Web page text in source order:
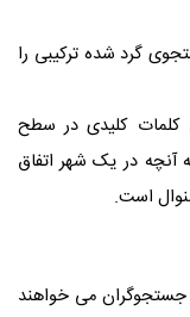
گرد شده ترکیبی را
کلمات کلیدی در سطح
آنچه در یک شهر اتفاق
است.
می خواهند